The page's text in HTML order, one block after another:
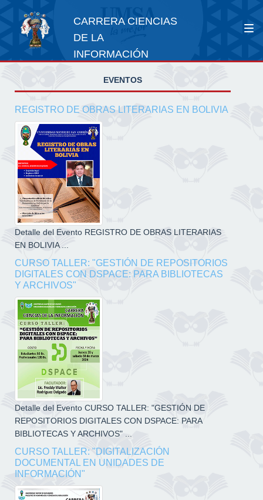
CARRERA CIENCIAS
DE LA
INFORMACIÓN
EVENTOS
REGISTRO DE OBRAS LITERARIAS EN BOLIVIA
Detalle del Evento REGISTRO DE OBRAS LITERARIAS
EN BOLIVIA ...
CURSO TALLER: "GESTIÓN DE REPOSITORIOS
DIGITALES CON DSPACE: PARA BIBLIOTECAS
Y ARCHIVOS"
Detalle del Evento CURSO TALLER: "GESTIÓN DE
REPOSITORIOS DIGITALES CON DSPACE: PARA
BIBLIOTECAS Y ARCHIVOS" ...
CURSO TALLER: "DIGITALIZACIÓN
DOCUMENTAL EN UNIDADES DE
INFORMACIÓN"